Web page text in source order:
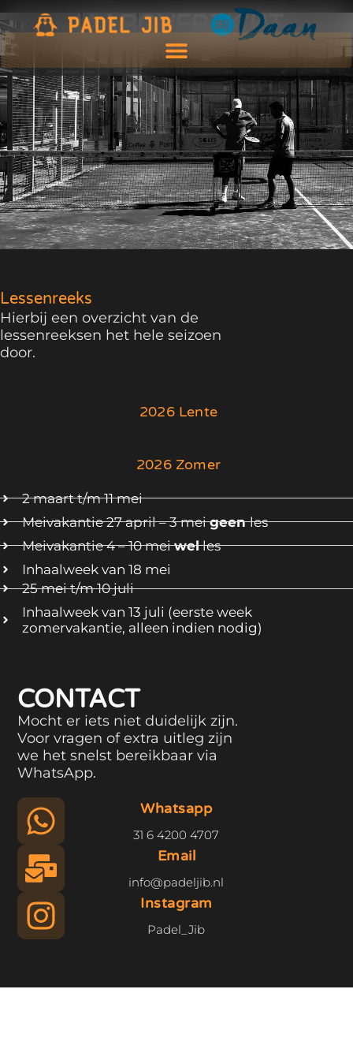
JAAROVERZICHT
Lessenreeks
Hierbij een overzicht van de
lessenreeksen het hele seizoen
door.
2026 Lente
2026 Zomer
2 maart t/m 11 mei
Meivakantie 27 april – 3 meigeenles
Meivakantie 4 – 10 meiwelles
Inhaalweek van 18 mei
25 mei t/m 10 juli
Inhaalweek van 13 juli (eerste week
zomervakantie, alleen indien nodig)
CONTACT
Mocht er iets niet duidelijk zijn.
Voor vragen of extra uitleg zijn
we het snelst bereikbaar via
WhatsApp.
Whatsapp
31 6 4200 4707
Email
info@padeljib.nl
Instagram
Padel_Jib